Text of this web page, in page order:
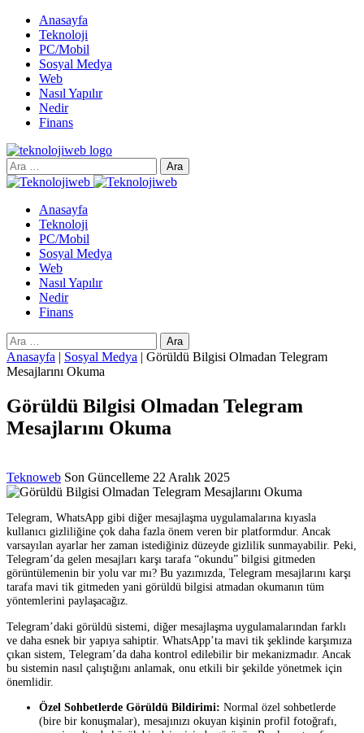
Anasayfa
Teknoloji
PC/Mobil
Sosyal Medya
Web
Nasıl Yapılır
Nedir
Finans
Arama:
Anasayfa
Teknoloji
PC/Mobil
Sosyal Medya
Web
Nasıl Yapılır
Nedir
Finans
Arama:
Anasayfa | Sosyal Medya | Görüldü Bilgisi Olmadan Telegram
Mesajlarını Okuma
Görüldü Bilgisi Olmadan Telegram
Mesajlarını Okuma
Posted
by
Teknoweb Son Güncelleme 22 Aralık 2025
Telegram, WhatsApp gibi diğer mesajlaşma uygulamalarına kıyasla
kullanıcı gizliliğine çok daha fazla önem veren bir platformdur. Ancak
varsayılan ayarlar her zaman istediğiniz düzeyde gizlilik sunmayabilir. Peki,
Telegram’da gelen mesajları karşı tarafa “okundu” bilgisi gitmeden
görüntülemenin bir yolu var mı? Bu yazımızda, Telegram mesajlarını karşı
tarafa mavi tik gitmeden yani görüldü bilgisi atmadan okumanın tüm
yöntemlerini paylaşacağız.
Telegram’daki görüldü sistemi, diğer mesajlaşma uygulamalarından farklı
ve daha esnek bir yapıya sahiptir. WhatsApp’ta mavi tik şeklinde karşımıza
çıkan sistem, Telegram’da daha kontrol edilebilir bir mekanizmadır. Ancak
bu sistemin nasıl çalıştığını anlamak, onu etkili bir şekilde yönetmek için
önemlidir.
Özel Sohbetlerde Görüldü Bildirimi: Normal özel sohbetlerde
(bire bir konuşmalar), mesajınızı okuyan kişinin profil fotoğrafı,